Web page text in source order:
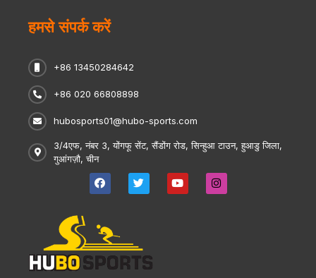
हमसे संपर्क करें
+86 13450284642
+86 020 66808898
hubosports01@hubo-sports.com
3/4एफ, नंबर 3, योंगफू सेंट, सैंडोंग रोड, सिन्हुआ टाउन, हुआडु जिला,
गुआंगज़ौ, चीन